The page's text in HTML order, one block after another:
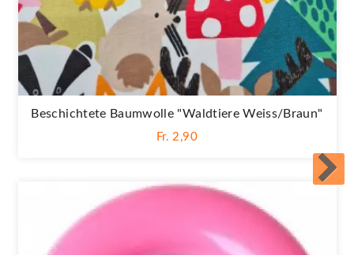
Beschichtete Baumwolle "Waldtiere Weiss/braun"
Fr. 2,90